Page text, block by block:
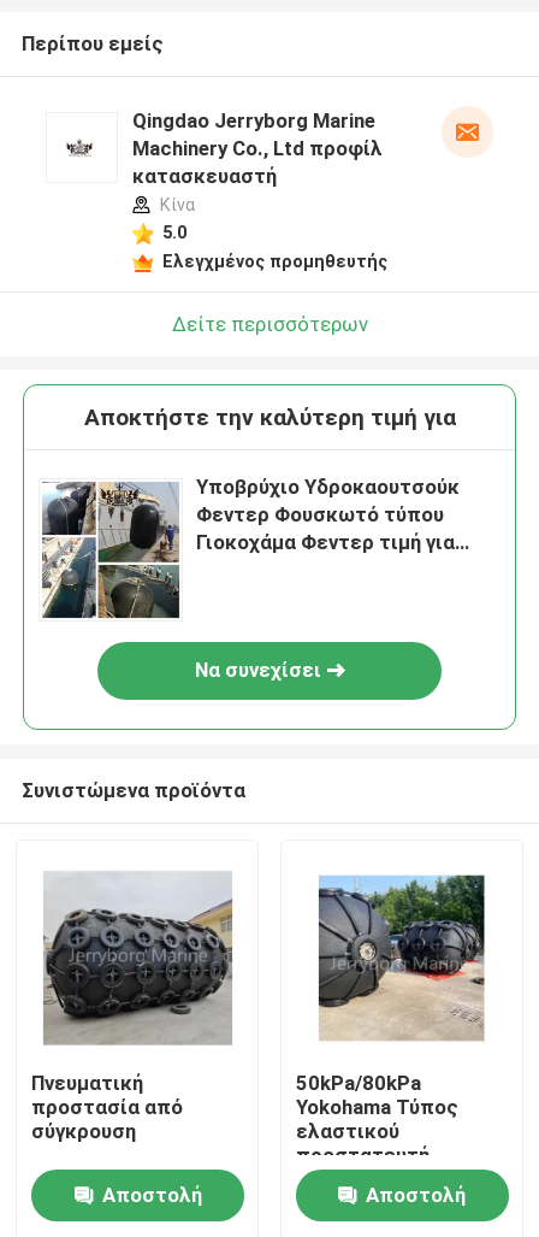
Σπίτι
Περίπου εμείς
Qingdao Jerryborg Marine
Machinery Co., Ltd προφίλ
κατασκευαστή
Κίνα
5.0
Ελεγχμένος προμηθευτής
Δείτε περισσότερων
Αποκτήστε την καλύτερη τιμή για
Υποβρύχιο Υδροκαουτσούκ
Φεντερ Φουσκωτό τύπου
Γιοκοχάμα Φεντερ τιμή για
Να συνεχίσει
Συνιστώμενα προϊόντα
Πνευματική
προστασία από
σύγκρουση
Αποστολή
50kPa/80kPa
Yokohama Τύπος
ελαστικού
προστατευτή
ISO17357 Πρότυπο
με υψηλής ποιότητας
προστασία
Αποστολή